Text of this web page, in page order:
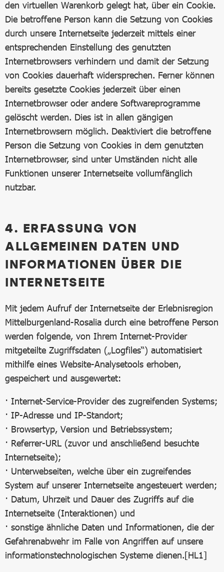
den virtuellen Warenkorb gelegt hat, über ein Cookie.
Die betroffene Person kann die Setzung von Cookies
durch unsere Internetseite jederzeit mittels einer
entsprechenden Einstellung des genutzten
Internetbrowsers verhindern und damit der Setzung
von Cookies dauerhaft widersprechen. Ferner können
bereits gesetzte Cookies jederzeit über einen
Internetbrowser oder andere Softwareprogramme
gelöscht werden. Dies ist in allen gängigen
Internetbrowsern möglich. Deaktiviert die betroffene
Person die Setzung von Cookies in dem genutzten
Internetbrowser, sind unter Umständen nicht alle
Funktionen unserer Internetseite vollumfänglich
nutzbar.
4. ERFASSUNG VON
ALLGEMEINEN DATEN UND
INFORMATIONEN ÜBER DIE
INTERNETSEITE
Mit jedem Aufruf der Internetseite der Erlebnisregion
Mittelburgenland-Rosalia durch eine betroffene Person
werden folgende, von Ihrem Internet-Provider
mitgeteilte Zugriffsdaten („Logfiles“) automatisiert
mithilfe eines Website-Analysetools erhoben,
gespeichert und ausgewertet:
· Internet-Service-Provider des zugreifenden Systems;
· IP-Adresse und IP-Standort;
· Browsertyp, Version und Betriebssystem;
· Referrer-URL (zuvor und anschließend besuchte
Internetseite);
· Unterwebseiten, welche über ein zugreifendes
System auf unserer Internetseite angesteuert werden;
· Datum, Uhrzeit und Dauer des Zugriffs auf die
Internetseite (Interaktionen) und
· sonstige ähnliche Daten und Informationen, die der
Gefahrenabwehr im Falle von Angriffen auf unsere
informationstechnologischen Systeme dienen.[HL1]